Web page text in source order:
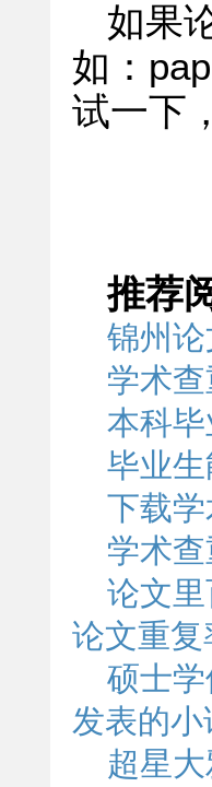
如果
如：
试一下
推荐
锦州
学术
本科
毕业
下载
学术
论文
论文重复
硕士
发表的
超星